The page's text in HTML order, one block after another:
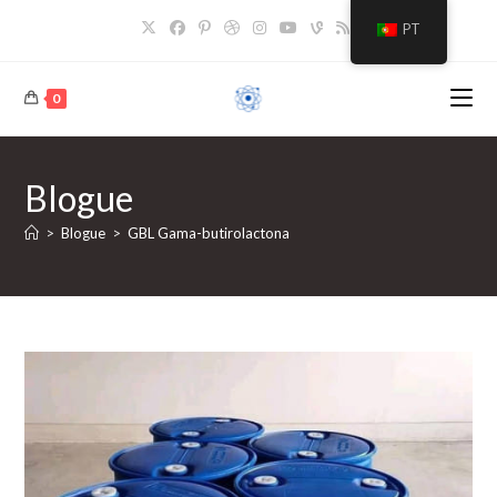
conteúdo
0
Blogue
> Blogue > GBL Gama-butirolactona
PT